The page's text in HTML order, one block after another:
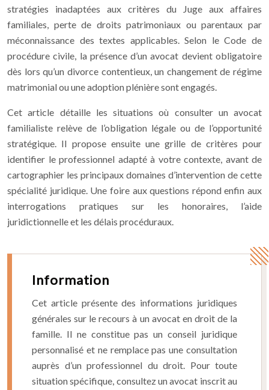
stratégies inadaptées aux critères du Juge aux affaires
familiales, perte de droits patrimoniaux ou parentaux par
méconnaissance des textes applicables. Selon le Code de
procédure civile, la présence d’un avocat devient obligatoire
dès lors qu’un divorce contentieux, un changement de régime
matrimonial ou une adoption plénière sont engagés.
Cet article détaille les situations où consulter un avocat
familialiste relève de l’obligation légale ou de l’opportunité
stratégique. Il propose ensuite une grille de critères pour
identifier le professionnel adapté à votre contexte, avant de
cartographier les principaux domaines d’intervention de cette
spécialité juridique. Une foire aux questions répond enfin aux
interrogations pratiques sur les honoraires, l’aide
juridictionnelle et les délais procéduraux.
Information
Cet article présente des informations juridiques
générales sur le recours à un avocat en droit de la
famille. Il ne constitue pas un conseil juridique
personnalisé et ne remplace pas une consultation
auprès d’un professionnel du droit. Pour toute
situation spécifique, consultez un avocat inscrit au